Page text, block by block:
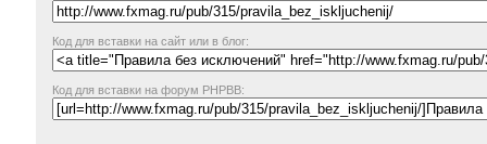
Код для вставки на сайт или в блог:
Код для вставки на форум PHPBB: